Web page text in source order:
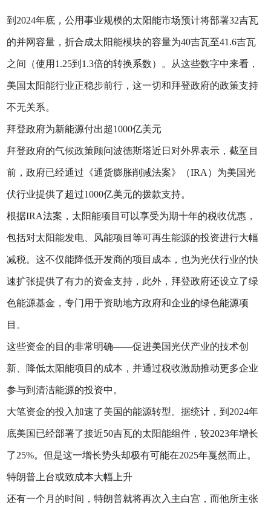
到2024年底，公用事业规模的太阳能市场预计将部署32吉瓦
的并网容量，折合成太阳能模块的容量为40吉瓦至41.6吉瓦
之间（使用1.25到1.3倍的转换系数）。从这些数字中来看，
美国太阳能行业正稳步前行，这一切和拜登政府的政策支持
不无关系。
拜登政府为新能源付出超1000亿美元
拜登政府的气候政策顾问波德斯塔近日对外界表示，截至目
前，政府已经通过《通货膨胀削减法案》（IRA）为美国光
伏行业提供了超过1000亿美元的拨款支持。
根据IRA法案，太阳能项目可以享受为期十年的税收优惠，
包括对太阳能发电、风能项目等可再生能源的投资进行大幅
减税。这不仅能降低开发商的项目成本，也为光伏行业的快
速扩张提供了有力的资金支持，此外，拜登政府还设立了绿
色能源基金，专门用于资助地方政府和企业的绿色能源项
目。
这些资金的目的非常明确——促进美国光伏产业的技术创
新、降低太阳能项目的成本，并通过税收激励推动更多企业
参与到清洁能源的投资中。
大笔资金的投入加速了美国的能源转型。据统计，到2024年
底美国已经部署了接近50吉瓦的太阳能组件，较2023年增长
了25%。但是这一增长势头却极有可能在2025年戛然而止。
特朗普上台或致成本大幅上升
还有一个月的时间，特朗普就将再次入主白宫，而他所主张